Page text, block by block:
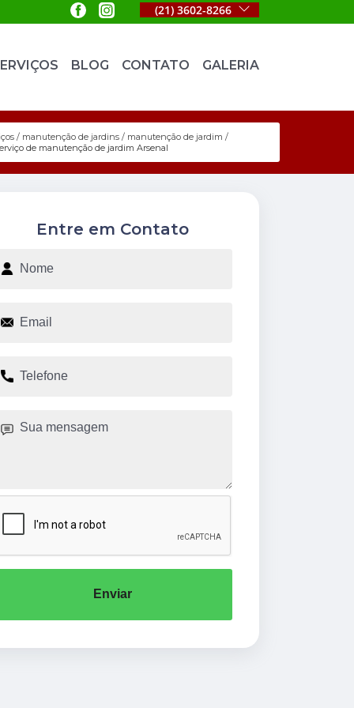
(21) 3602-8266
BLOG CONTATO GALERIA
manutenção de jardins
manutenção de jardim
de manutenção de jardim Arsenal
Entre em Contato
Enviar